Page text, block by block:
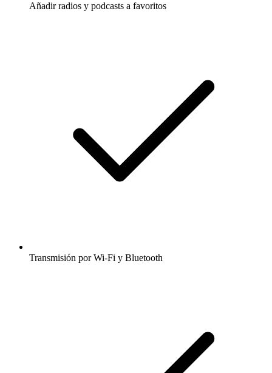
Añadir radios y podcasts a favoritos
Transmisión por Wi-Fi y Bluetooth